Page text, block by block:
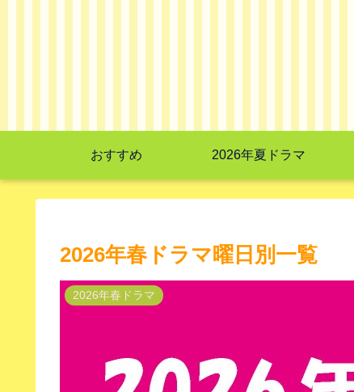
おすすめ 2026年夏ドラマ
2026年春ドラマ曜日別一覧
2026年春ドラマ